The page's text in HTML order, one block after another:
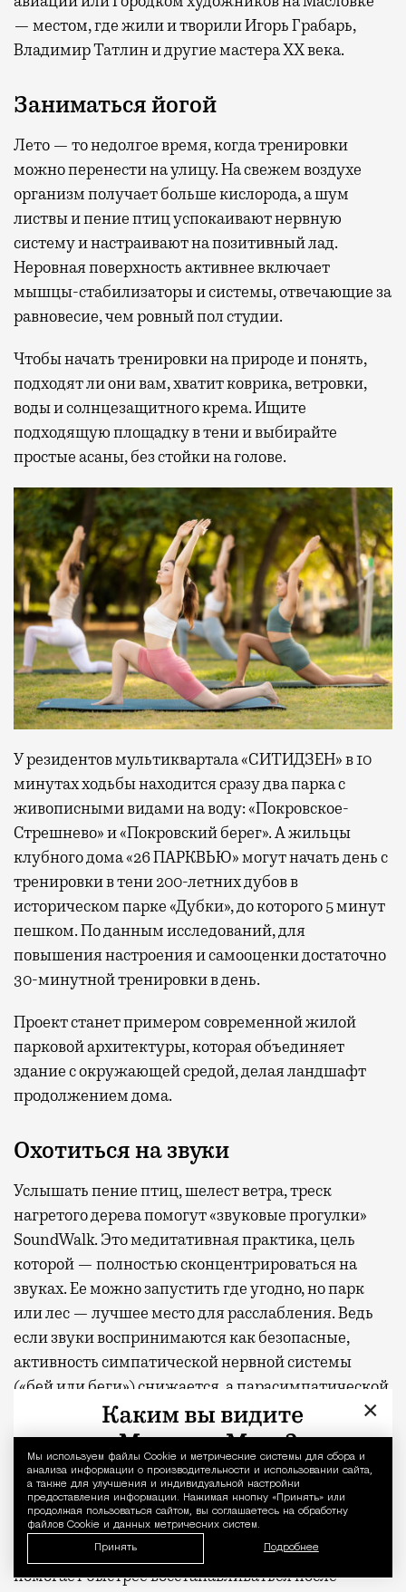
Уведомление
Мы используем файлы Сookie и метрические системы для сбора и
анализа информации о производительности и использовании сайта,
а также для улучшения и индивидуальной настройки
предоставления информации. Нажимая кнопку «Принять» или
продолжая пользоваться сайтом, вы соглашаетесь на обработку
файлов Cookie и данных метрических систем.
Принять Подробнее
— местом, где жили и творили Игорь Грабарь,
Владимир Татлин и другие мастера XX века.
Заниматься йогой
Лето — то недолгое время, когда тренировки
можно перенести на улицу. На свежем воздухе
организм получает больше кислорода, а шум
листвы и пение птиц успокаивают нервную
систему и настраивают на позитивный лад.
Неровная поверхность активнее включает
мышцы-стабилизаторы и системы, отвечающие за
равновесие, чем ровный пол студии.
Чтобы начать тренировки на природе и понять,
подходят ли они вам, хватит коврика, ветровки,
воды и солнцезащитного крема. Ищите
подходящую площадку в тени и выбирайте
простые асаны, без стойки на голове.
У резидентов мультиквартала «СИТИДЗЕН» в 10
минутах ходьбы находится сразу два парка с
живописными видами на воду: «Покровское-
Стрешнево» и «Покровский берег». А жильцы
клубного дома «26 ПАРКВЬЮ» могут начать день с
тренировки в тени 200-летних дубов в
историческом парке «Дубки», до которого 5 минут
пешком. По данным исследований, для
повышения настроения и самооценки достаточно
30-минутной тренировки в день.
Проект станет примером современной жилой
парковой архитектуры, которая объединяет
здание с окружающей средой, делая ландшафт
продолжением дома.
Охотиться на звуки
Услышать пение птиц, шелест ветра, треск
нагретого дерева помогут «звуковые прогулки»
SoundWalk. Это медитативная практика, цель
которой — полностью сконцентрироваться на
звуках. Ее можно запустить где угодно, но парк
или лес — лучшее место для расслабления. Ведь
если звуки воспринимаются как безопасные,
активность симпатической нервной системы
(«бей или беги») снижается, а парасимпатической,
отвечающей за восстановление организма,
наоборот, усиливается.
В лесу постоянно меняющийся акустический
ландшафт стимулирует мозг сильнее, чем
монотонный городской шум, и при этом не
перегружает. Так что именно это сочетание
помогает быстрее восстанавливаться после
×